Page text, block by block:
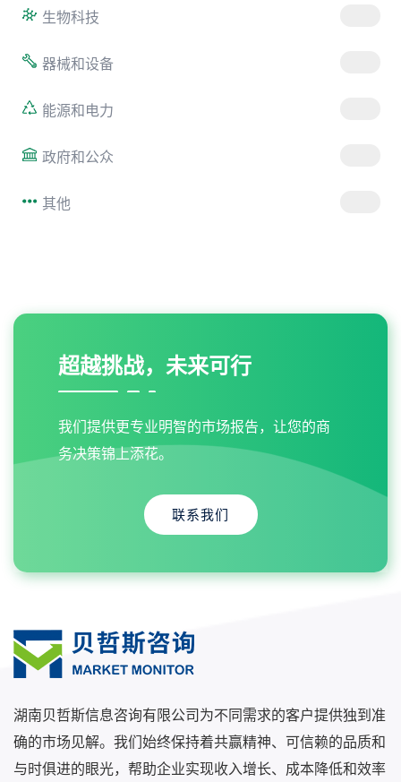
生物科技
器械和设备
能源和电力
政府和公众
其他
超越挑战，未来可行
我们提供更专业明智的市场报告，让您的商
务决策锦上添花。
联系我们
湖南贝哲斯信息咨询有限公司为不同需求的客户提供独到准
确的市场见解。我们始终保持着共赢精神、可信赖的品质和
与时俱进的眼光，帮助企业实现收入增长、成本降低和效率